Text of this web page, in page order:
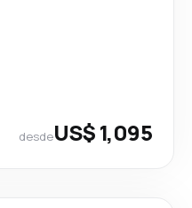
desdeUS$ 1,095